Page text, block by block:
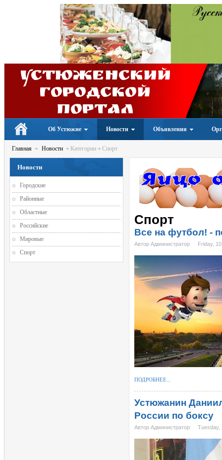
Устюженский
Городской
портал
Об Устюжне Новости Объявления
Главная Новости Категории Спорт
Спорт
Все на футбол! -
Автор Администратор Friday,
ПОДРОБНЕЕ...
Устюжанин
России по боксу
Автор Администратор Tuesday,
Новости
Городские
Районные
Областные
Российские
Мировые
Спорт